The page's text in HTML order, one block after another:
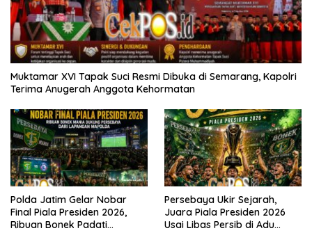
Muktamar XVI Tapak Suci Resmi Dibuka di Semarang, Kapolri
Terima Anugerah Anggota Kehormatan
Polda Jatim Gelar Nobar
Final Piala Presiden 2026,
Ribuan Bonek Padati
Persebaya Ukir Sejarah,
Juara Piala Presiden 2026
Usai Libas Persib di Adu